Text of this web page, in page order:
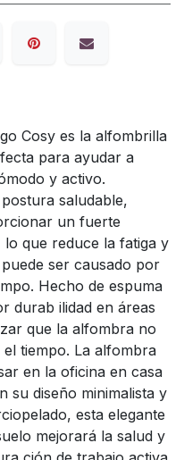
Cosy es la alfombrilla
para ayudar a
y activo.
saludable,
un fuerte
que reduce la fatiga y
ser causado por
Hecho de espuma
durab ilidad en áreas
que la alfombra no
tiempo. La alfombra
en la oficina en casa
su diseño minimalista y
esta elegante
mejorará la salud y